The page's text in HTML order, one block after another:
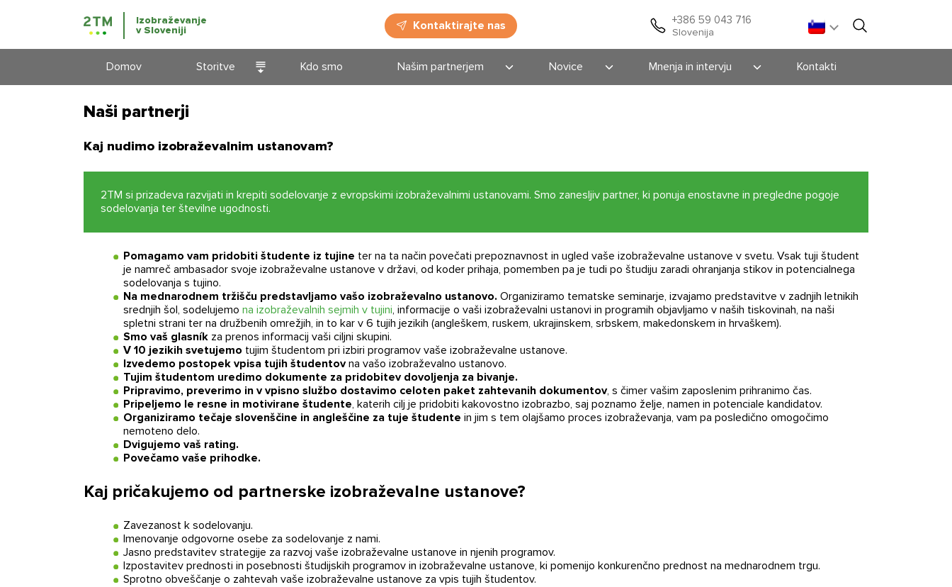
Izobraževanje
v Sloveniji
Kontaktirajte nas +386 59 043 716
Slovenija
Domov Storitve
Izobraževanje
Kdo smo Našim partnerjem Novice Mnenja in intervju Kontakti
Naši partnerji
Kaj nudimo izobraževalnim ustanovam?
2TM si prizadeva razvijati in krepiti sodelovanje z evropskimi izobraževalnimi ustanovami. Smo zanesljiv partner, ki ponuja enostavne in pregledne pogoje
sodelovanja ter številne ugodnosti.
Pomagamo vam pridobiti študente iz tujine ter na ta način povečati prepoznavnost in ugled vaše izobraževalne ustanove v svetu. Vsak tuji študent
je namreč ambasador svoje izobraževalne ustanove v državi, od koder prihaja, pomemben pa je tudi po študiju zaradi ohranjanja stikov in potencialnega
sodelovanja s tujino.
Na mednarodnem tržišču predstavljamo vašo izobraževalno ustanovo. Organiziramo tematske seminarje, izvajamo predstavitve v zadnjih letnikih
srednjih šol, sodelujemo na izobraževalnih sejmih v tujini, informacije o vaši izobraževalni ustanovi in programih objavljamo v naših tiskovinah, na naši
spletni strani ter na družbenih omrežjih, in to kar v 6 tujih jezikih (angleškem, ruskem, ukrajinskem, srbskem, makedonskem in hrvaškem).
Smo vaš glasník za prenos informacij vaši ciljni skupini.
V 10 jezikih svetujemo tujim študentom pri izbiri programov vaše izobraževalne ustanove.
Izvedemo postopek vpisa tujih študentovna vašo izobraževalno ustanovo.
Tujim študentom uredimo dokumente za pridobitev dovoljenja za bivanje.
Pripravimo, preverimo in v vpisno službo dostavimo celoten paket zahtevanih dokumentov, s čimer vašim zaposlenim prihranimo čas.
Pripeljemo le resne in motivirane študente, katerih cilj je pridobiti kakovostno izobrazbo, saj poznamo želje, namen in potenciale kandidatov.
Organiziramo tečaje slovenščine in angleščine za tuje študente in jim s tem olajšamo proces izobraževanja, vam pa posledično omogočimo
nemoteno delo.
Dvigujemo vaš rating.
Povečamo vaše prihodke.
Kaj pričakujemo od partnerske izobraževalne ustanove?
Zavezanost k sodelovanju.
Imenovanje odgovorne osebe za sodelovanje z nami.
Jasno predstavitev strategije za razvoj vaše izobraževalne ustanove in njenih programov.
Izpostavitev prednosti in posebnosti študijskih programov in izobraževalne ustanove, ki pomenijo konkurenčno prednost na mednarodnem trgu.
Sprotno obveščanje o zahtevah vaše izobraževalne ustanove za vpis tujih študentov.
Kontaktirajte nas